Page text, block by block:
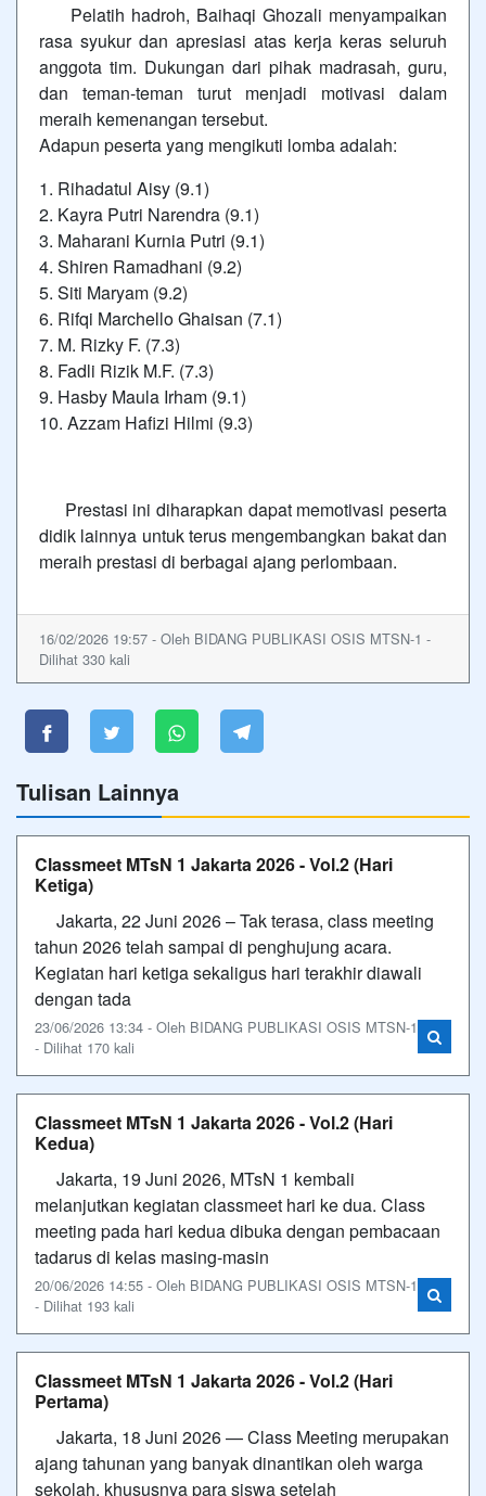
Pelatih hadroh, Baihaqi Ghozali menyampaikan
rasa syukur dan apresiasi atas kerja keras seluruh
anggota tim. Dukungan dari pihak madrasah, guru,
dan teman-teman turut menjadi motivasi dalam
meraih kemenangan tersebut.
Adapun peserta yang mengikuti lomba adalah:
1. Rihadatul Aisy (9.1)
2. Kayra Putri Narendra (9.1)
3. Maharani Kurnia Putri (9.1)
4. Shiren Ramadhani (9.2)
5. Siti Maryam (9.2)
6. Rifqi Marchello Ghaisan (7.1)
7. M. Rizky F. (7.3)
8. Fadli Rizik M.F. (7.3)
9. Hasby Maula Irham (9.1)
10. Azzam Hafizi Hilmi (9.3)
Prestasi ini diharapkan dapat memotivasi peserta
didik lainnya untuk terus mengembangkan bakat dan
meraih prestasi di berbagai ajang perlombaan.
16/02/2026 19:57 - Oleh BIDANG PUBLIKASI OSIS MTSN-1 -
Dilihat 330 kali
Tulisan Lainnya
Classmeet MTsN 1 Jakarta 2026 - Vol.2 (Hari
Ketiga)
Jakarta, 22 Juni 2026 – Tak terasa, class meeting
tahun 2026 telah sampai di penghujung acara.
Kegiatan hari ketiga sekaligus hari terakhir diawali
dengan tada
23/06/2026 13:34 - Oleh BIDANG PUBLIKASI OSIS MTSN-1
- Dilihat 170 kali
Classmeet MTsN 1 Jakarta 2026 - Vol.2 (Hari
Kedua)
Jakarta, 19 Juni 2026, MTsN 1 kembali
melanjutkan kegiatan classmeet hari ke dua. Class
meeting pada hari kedua dibuka dengan pembacaan
tadarus di kelas masing-masin
20/06/2026 14:55 - Oleh BIDANG PUBLIKASI OSIS MTSN-1
- Dilihat 193 kali
Classmeet MTsN 1 Jakarta 2026 - Vol.2 (Hari
Pertama)
Jakarta, 18 Juni 2026 — Class Meeting merupakan
ajang tahunan yang banyak dinantikan oleh warga
sekolah, khususnya para siswa setelah